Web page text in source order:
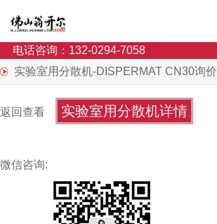
电话咨询：132-0294-7058
实验室用分散机-DISPERMAT CN30询价
返回查看 实验室用分散机详情
微信咨询: